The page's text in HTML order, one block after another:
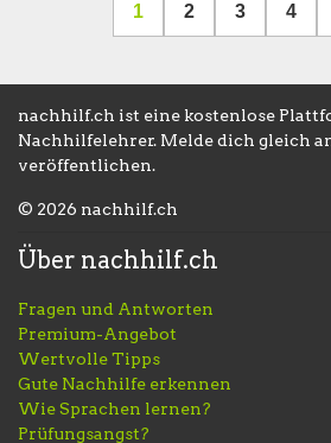
1 2 3 4
nachhilf.ch ist eine kostenlose
Nachhilfelehrer. Melde dich gleich
veröffentlichen.
© 2026 nachhilf.ch
Über nachhilf.ch
Fragen und Antworten
Premium-Angebot
Wertvolle Tipps
Gute Nachhilfe erkennen
Wie Sprachen lernen?
Prüfungsangst?